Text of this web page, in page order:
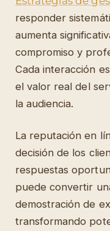
responder
aumenta
compromiso y
Cada interacción
el valor real del
la audiencia.
La reputación en
decisión de los
respuestas
puede convertir
demostración de
transformando